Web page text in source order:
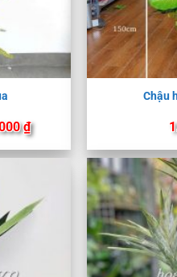
₫Khoảng
giá:
từ
1.200.000 ₫
1.220.000 ₫
Chậu